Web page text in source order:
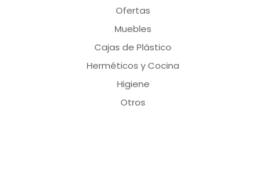
Ofertas
Muebles
Cajas de Plástico
Herméticos y Cocina
Higiene
Otros